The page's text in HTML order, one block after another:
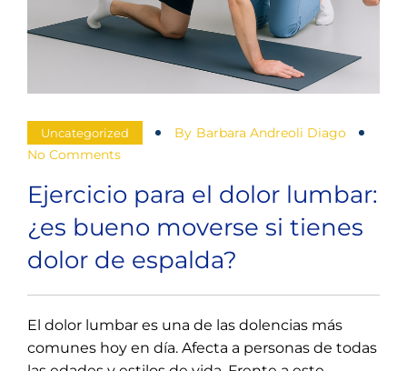
Uncategorized By Barbara Andreoli Diago
No Comments
Ejercicio para el dolor lumbar:
¿es bueno moverse si tienes
dolor de espalda?
El dolor lumbar es una de las dolencias más
comunes hoy en día. Afecta a personas de todas